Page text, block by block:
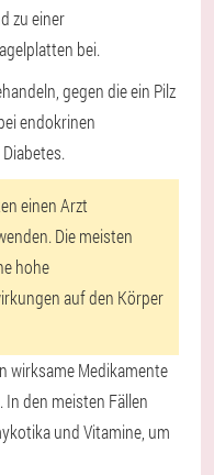
zu einer
bei.
gegen die ein Pilz
endokrinen
einen Arzt
Die meisten
hohe
auf den Körper
wirksame Medikamente
den meisten Fällen
und Vitamine, um